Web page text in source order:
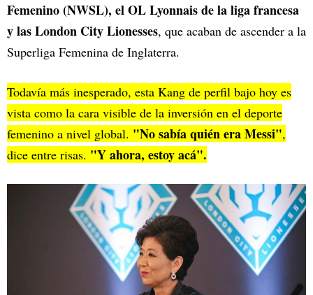
Femenino (NWSL), el OL Lyonnais de la liga francesa
y las London City Lionesses, que acaban de ascender a la
Superliga Femenina de Inglaterra.
Todavía más inesperado, esta Kang de perfil bajo hoy es
vista como la cara visible de la inversión en el deporte
femenino a nivel global. "No sabía quién era Messi",
dice entre risas. "Y ahora, estoy acá".